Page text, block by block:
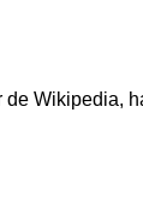
de Wikipedia,